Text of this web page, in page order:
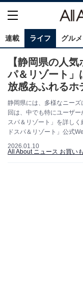
連載 ライフ グルメ
【静岡県の人
パ＆リゾート」
放感あふれるホ
静岡県には、多様なニー
回は、中でも特にユーザ
スパ＆リゾート」を詳し
ドスパ＆リゾート」公式
2026.01.10
All About ニュース お買い